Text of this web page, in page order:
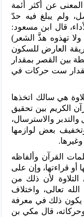
عن أكثر أئمة
ولم يبلغ فيه حدّ
قال ابن مسعود:
ولا تهذوه هذَّ الشعر)
العارض للسكون
بين القصر بمقدار
ست حركات في
هي سالك اتخذها
الكريم بين تحقيق
والاسترسال،
بعض لوازمها
القرآن وألفاظه
أو قراءتها، وإن على
لأن ذلك من
تعالى، واختلاف
يكون ذلك في معرفة
قال مكي بن